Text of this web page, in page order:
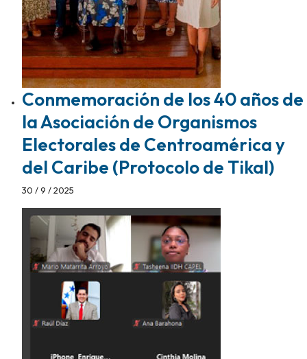
Conmemoración de los 40 años de
la Asociación de Organismos
Electorales de Centroamérica y
del Caribe (Protocolo de Tikal)
30 / 9 / 2025